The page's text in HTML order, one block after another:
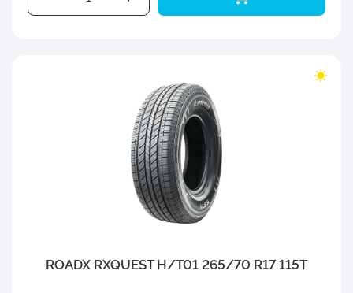
ROADX RXQUEST H/T01 265/70 R17 115T